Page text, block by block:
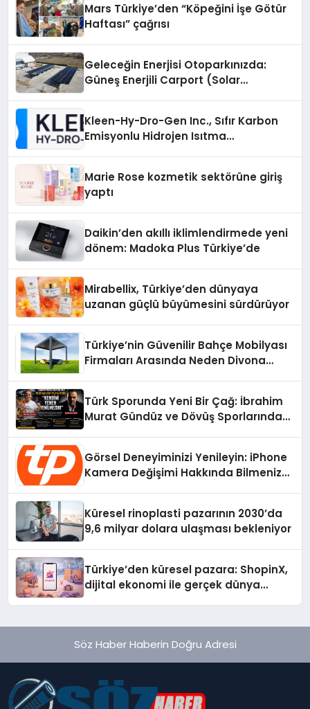
Mars Türkiye’den “Köpeğini İşe Götür
Haftası” çağrısı
Geleceğin Enerjisi Otoparkınızda:
Güneş Enerjili Carport (Solar
Kleen-Hy-Dro-Gen Inc., Sıfır Karbon
Emisyonlu Hidrojen Isıtma
Marie Rose kozmetik sektörüne giriş
yaptı
Daikin’den akıllı iklimlendirmede yeni
dönem: Madoka Plus Türkiye’de
Mirabellix, Türkiye’den dünyaya
uzanan güçlü büyümesini sürdürüyor
Türkiye’nin Güvenilir Bahçe Mobilyası
Firmaları Arasında Neden Divona
Türk Sporunda Yeni Bir Çağ: İbrahim
Murat Gündüz ve Dövüş Sporlarında
Görsel Deneyiminizi Yenileyin: iPhone
Kamera Değişimi Hakkında Bilmeniz
Küresel rinoplasti pazarının 2030’da
9,6 milyar dolara ulaşması bekleniyor
Türkiye’den küresel pazara: ShopinX,
dijital ekonomi ile gerçek dünya
Söz Haber Haberin Doğru Adresi